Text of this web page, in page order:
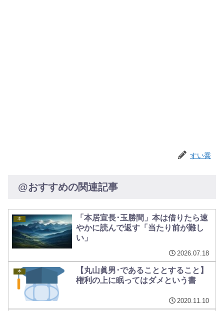
すい喬
@おすすめの関連記事
本
「本居宣長･玉勝間」本は借りたら速
やかに読んで返す「当たり前が難し
い」
2026.07.18
本
【丸山眞男･であることとすること】
権利の上に眠ってはダメという書
2020.11.10